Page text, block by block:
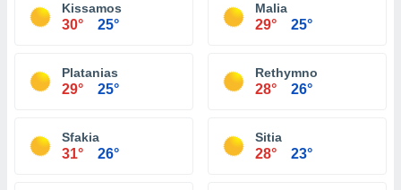
Kissamos
30° 25°
Malia
29° 25°
Platanias
29° 25°
Rethymno
28° 26°
Sfakia
31° 26°
Sitia
28° 23°